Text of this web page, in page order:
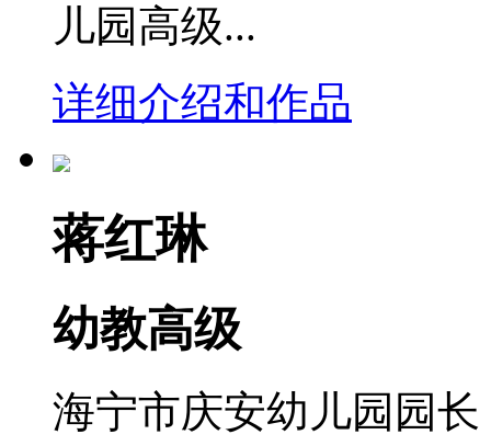
儿园高级...
详细介绍和作品
蒋红琳
幼教高级
海宁市庆安幼儿园园